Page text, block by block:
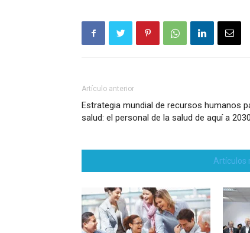
Artículo anterior
Estrategia mundial de recursos humanos
salud: el personal de la salud de aquí a 2030
Artículos